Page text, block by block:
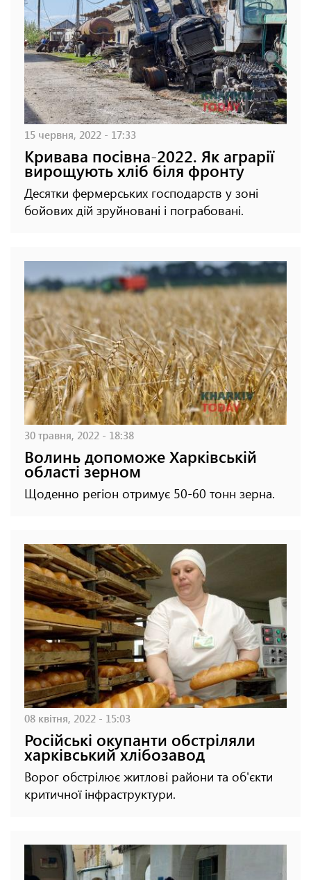
15 червня, 2022 - 17:33
Кривава посівна-2022. Як аграрії
вирощують хліб біля фронту
Десятки фермерських господарств у зоні
бойових дій зруйновані і пограбовані.
30 травня, 2022 - 18:38
Волинь допоможе Харківській
області зерном
Щоденно регіон отримує 50-60 тонн зерна.
08 квітня, 2022 - 15:03
Російські окупанти обстріляли
харківський хлібозавод
Ворог обстрілює житлові райони та об'єкти
критичної інфраструктури.